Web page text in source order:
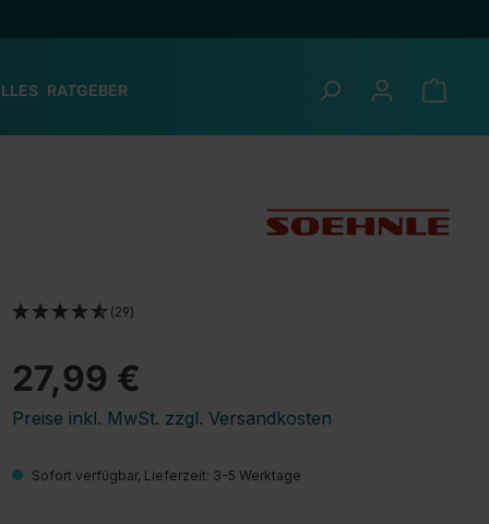
RATGEBER
27,99 €
Preise inkl. MwSt. zzgl. Versandkosten
(29)
Sofort verfügbar, Lieferzeit: 3-5 Werktage